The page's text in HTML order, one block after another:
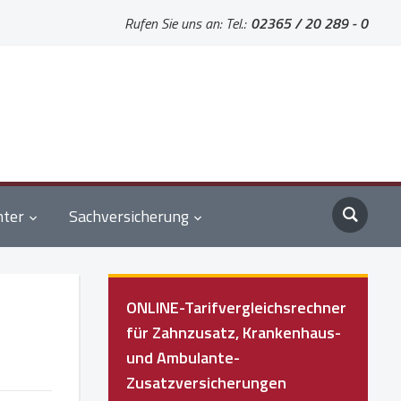
Rufen Sie uns an: Tel.: 02365 / 20 289 - 0
Sachversicherung
ONLINE-Tarifvergleichsrechner
für Zahnzusatz, Krankenhaus-
und Ambulante-
Zusatzversicherungen